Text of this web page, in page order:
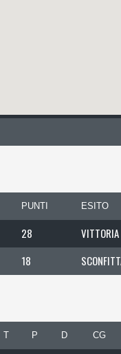
PUNTI ESITO
28
VITTORIA
18
T P D CG